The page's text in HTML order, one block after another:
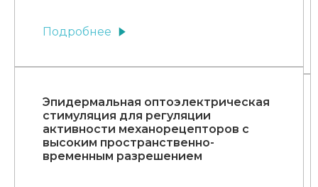
Подробнее
Эпидермальная оптоэлектрическая
стимуляция для регуляции
активности механорецепторов с
высоким пространственно-
временным разрешением